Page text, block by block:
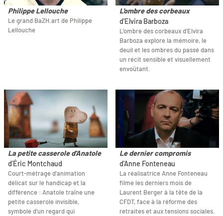
Philippe Lellouche
Le grand BaZH.art de Philippe
Lellouche
L'ombre des corbeaux
d'Elvira Barboza
L’ombre des corbeaux d’Elvira
Barboza explore la mémoire, le
deuil et les ombres du passé dans
un récit sensible et visuellement
envoûtant.
La petite casserole d'Anatole
d'Éric Montchaud
Court‐métrage d’animation
délicat sur le handicap et la
différence : Anatole traîne une
petite casserole invisible,
symbole d’un regard qui
Le dernier compromis
d'Anne Fonteneau
La réalisatrice Anne Fonteneau
filme les derniers mois de
Laurent Berger à la tête de la
CFDT, face à la réforme des
retraites et aux tensions sociales.